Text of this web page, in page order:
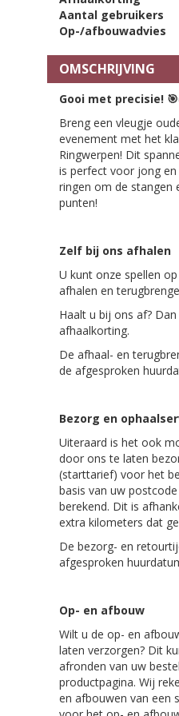
Aantal gebruikers
Op-/afbouwadvies
OMSCHRIJVING
Gooi met precisie!
Breng een vleugje
evenement met het
Ringwerpen! Dit
is perfect voor jong
ringen om de stangen
punten!
Zelf bij ons afhalen
U kunt onze spellen
afhalen en
Haalt u bij ons af?
afhaalkorting.
De afhaal- en
de afgesproken
Bezorg en
Uiteraard is het ook
door ons te laten
(starttarief) voor het
basis van uw
berekend. Dit is
extra kilometers dat
De bezorg- en
afgesproken
Op- en afbouw
Wilt u de op- en
laten verzorgen? Dit
afronden van uw
productpagina. Wij
en afbouwen van een